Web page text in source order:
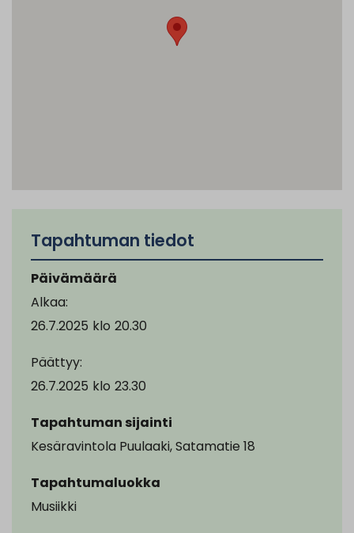
Tapahtuman tiedot
Päivämäärä
Alkaa:
26.7.2025 klo 20.30
Päättyy:
26.7.2025 klo 23.30
Tapahtuman sijainti
Kesäravintola Puulaaki, Satamatie 18
Tapahtumaluokka
Musiikki